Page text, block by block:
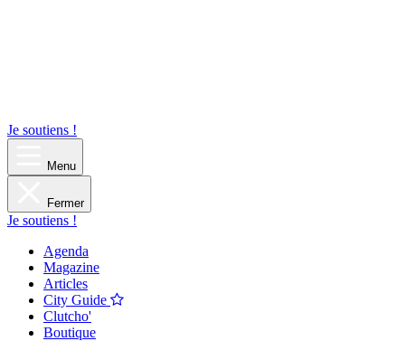
Je soutiens !
Menu
Fermer
Je soutiens !
Agenda
Magazine
Articles
City Guide
Clutcho'
Boutique